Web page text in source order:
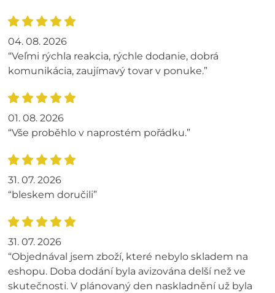
04. 08. 2026
“Veľmi rýchla reakcia, rýchle dodanie, dobrá
komunikácia, zaujímavý tovar v ponuke.”
01. 08. 2026
“Vše proběhlo v naprostém pořádku.”
31. 07. 2026
“bleskem doručili”
31. 07. 2026
“Objednával jsem zboží, které nebylo skladem na
eshopu. Doba dodání byla avizována delší než ve
skutečnosti. V plánovaný den naskladnění už byla